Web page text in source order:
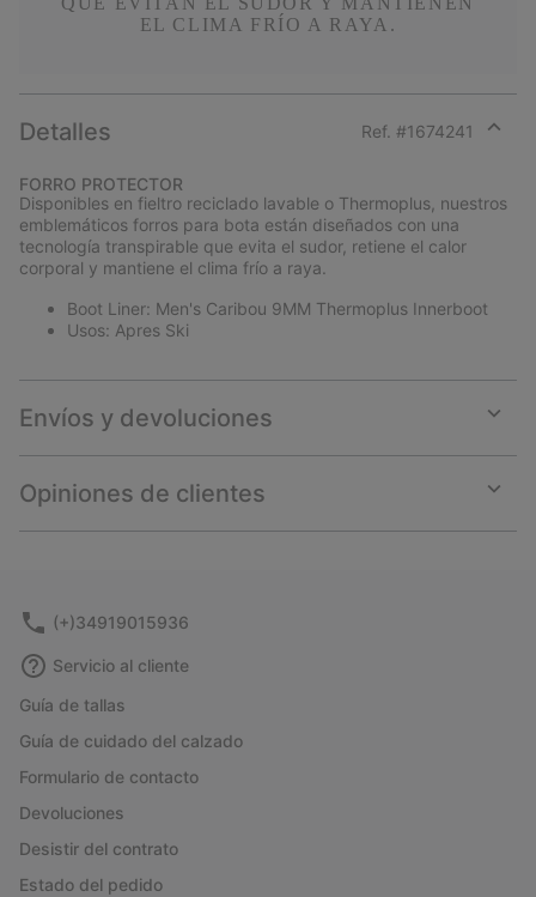
EL CLIMA FRÍO A RAYA.
Detalles Ref. #1674241
section
FORRO PROTECTOR
Disponibles en fieltro reciclado lavable o Thermoplus, nuestros
emblemáticos forros para bota están diseñados con una
tecnología transpirable que evita el sudor, retiene el calor
corporal y mantiene el clima frío a raya.
Boot Liner: Men's Caribou 9MM Thermoplus Innerboot
Usos: Apres Ski
Envíos y devoluciones
or
Opiniones de clientes
or
(+)34919015936
Servicio al cliente
Guía de tallas
Guía de cuidado del calzado
Formulario de contacto
Devoluciones
Desistir del contrato
Estado del pedido